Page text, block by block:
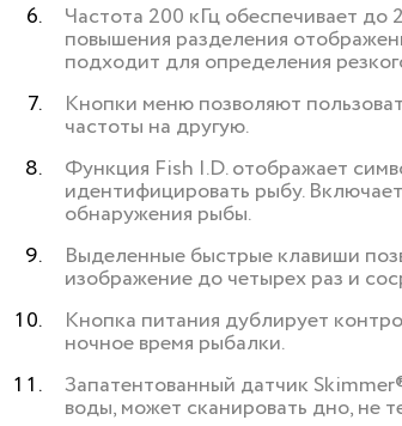
Частота 200 кГц обеспечивает до
повышения разделения
подходит для определения
Кнопки меню позволяют
частоты на другую.
Функция Fish I.D. отображает
идентифицировать рыбу.
обнаружения рыбы.
Выделенные быстрые клавиши
изображение до четырех раз и
Кнопка питания дублирует
ночное время рыбалки.
Запатентованный датчик
воды, может сканировать дно, не